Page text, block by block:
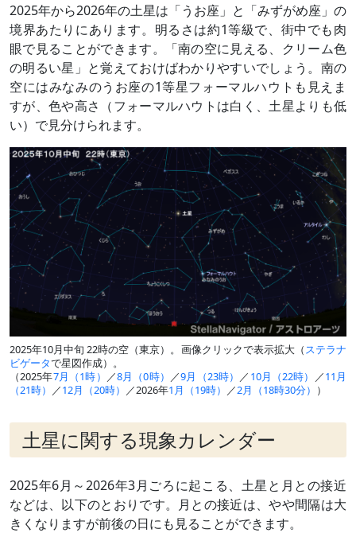
2025年から2026年の土星は「うお座」と「みずがめ座」の
境界あたりにあります。明るさは約1等級で、街中でも肉
眼で見ることができます。「南の空に見える、クリーム色
の明るい星」と覚えておけばわかりやすいでしょう。南の
空にはみなみのうお座の1等星フォーマルハウトも見えま
すが、色や高さ（フォーマルハウトは白く、土星よりも低
い）で見分けられます。
2025年10月中旬 22時の空（東京）。画像クリックで表示拡大（ステラナ
ビゲータで星図作成）。
（2025年7月（1時） ／8月（0時） ／9月（23時） ／ 10月（22時） ／11月
（21時） ／12月（20時） ／2026年1月（19時） ／2月（18時30分） ）
土星に関する現象カレンダー
2025年6月～2026年3月ごろに起こる、土星と月との接近
などは、以下のとおりです。月との接近は、やや間隔は大
きくなりますが前後の日にも見ることができます。